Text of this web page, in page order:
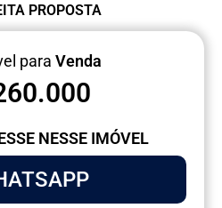
PROPOSTA
para Venda
NESSE IMÓVEL